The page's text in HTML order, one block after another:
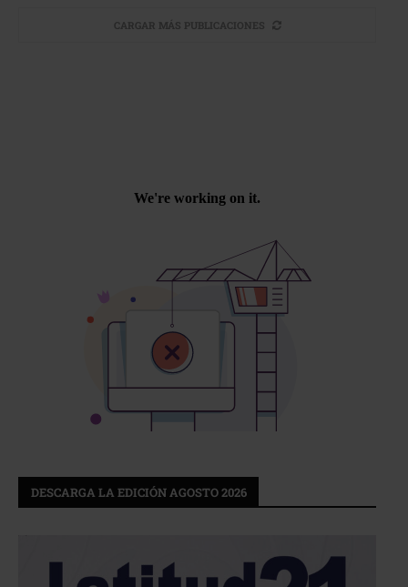
CARGAR MÁS PUBLICACIONES
DESCARGA LA EDICIÓN AGOSTO 2026